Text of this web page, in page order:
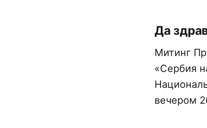
Да
Митинг
«Сербия
вечером